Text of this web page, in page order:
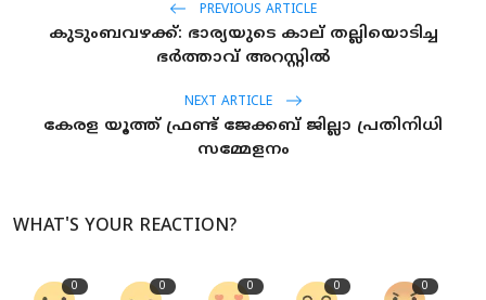
PREVIOUS ARTICLE
കുടുംബവഴക്ക്: ഭാര്യയുടെ കാല് തല്ലിയൊടിച്ച
ഭര്‍ത്താവ് അറസ്റ്റില്‍
NEXT ARTICLE
കേരള യൂത്ത് ഫ്രണ്ട് ജേക്കബ് ജില്ലാ പ്രതിനിധി
സമ്മേളനം
WHAT'S YOUR REACTION?
0 0 0 0 0